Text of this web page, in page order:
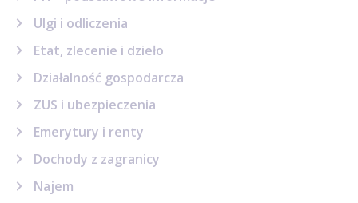
Ulgi i odliczenia
Etat, zlecenie i dzieło
Działalność gospodarcza
ZUS i ubezpieczenia
Emerytury i renty
Dochody z zagranicy
Najem